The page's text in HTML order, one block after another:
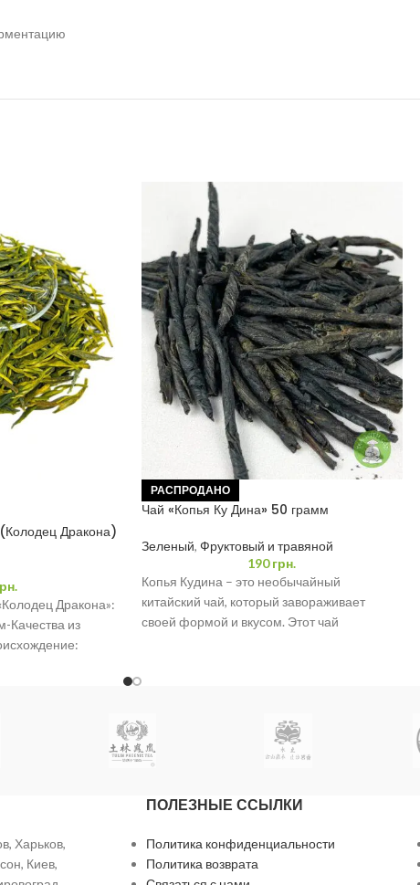
Дракона)
Дракона»:
Качества из
РАСПРОДАНО
Чай «Копья Ку Дина» 50 грамм
Зеленый, Фруктовый и травяной
190грн.
Копья Кудина – это необычайный
китайский чай, который завораживает
своей формой и вкусом. Этот чай
Харьков,
Киев,
ПОЛЕЗНЫЕ ССЫЛКИ
Политика конфиденциальности
Политика возврата